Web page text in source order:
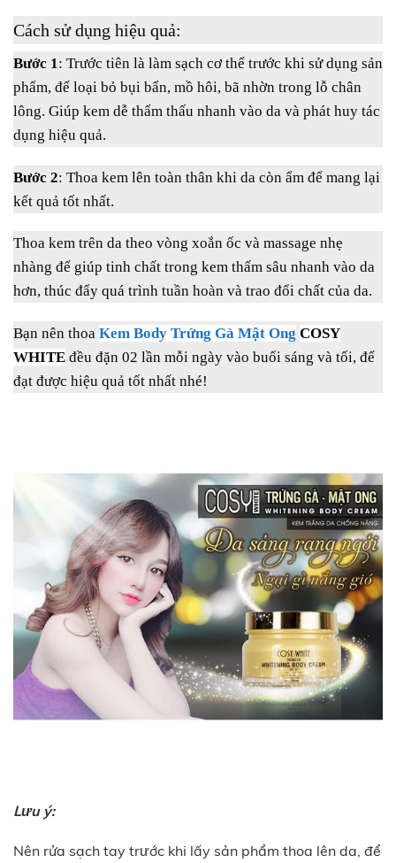
Cách sử dụng hiệu quả:
Bước 1 : Trước tiên là làm sạch cơ thể trước khi sử dụng sản
phẩm, để loại bỏ bụi bẩn, mồ hôi, bã nhờn trong lỗ chân
lông. Giúp kem dễ thẩm thấu nhanh vào da và phát huy tác
dụng hiệu quả.
Bước 2: Thoa kem lên toàn thân khi da còn ẩm để mang lại
kết quả tốt nhất.
Thoa kem trên da theo vòng xoắn ốc và massage nhẹ
nhàng để giúp tinh chất trong kem thấm sâu nhanh vào da
hơn, thúc đẩy quá trình tuần hoàn và trao đổi chất của da.
Bạn nên thoa Kem Body Trứng Gà Mật Ong COSY
WHITE đều đặn 02 lần mỗi ngày vào buổi sáng và tối, để
đạt được hiệu quả tốt nhất nhé!
Lưu ý:
Nên rửa sạch tay trước khi lấy sản phẩm thoa lên da, để